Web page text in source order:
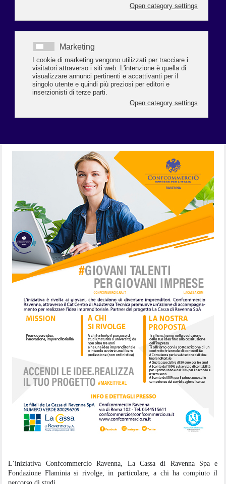
Leggi tutto...
GIOVANI TALENTI PER GIOVANI IMPRESE
Realizzare idee imprenditoriali? Ora si
L’iniziativa Confcommercio Ravenna, La Cassa di Ravenna Spa e
Fondazione Flaminia si rivolge, in particolare, a chi ha compiuto il